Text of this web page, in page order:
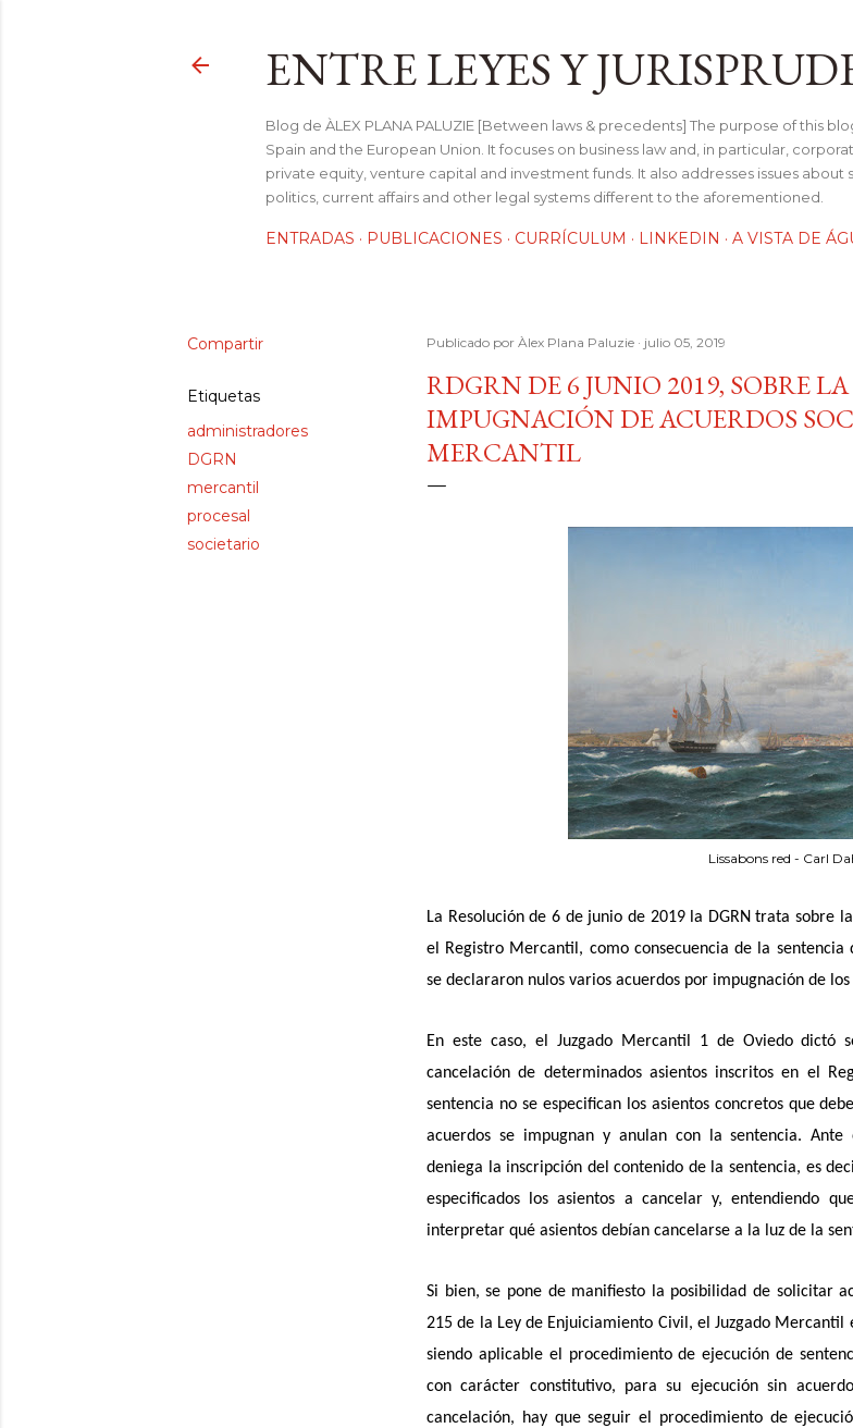
ENTRE LEYES Y
Blog de ÀLEX PLANA PALUZIE [Between laws & precedents] The purpose of this
Spain and the European Union. It focuses on business law and, in particular,
private equity, venture capital and investment funds. It also addresses issues about
politics, current affairs and other legal systems different to the aforementioned.
ENTRADAS PUBLICACIONES CURRÍCULUM LINKEDIN A VISTA DE
Compartir
Etiquetas
administradores
DGRN
mercantil
procesal
societario
Publicado por Àlex Plana Paluzie julio 05, 2019
RDGRN DE 6 JUNIO 2019, SOBRE
IMPUGNACIÓN DE ACUERDOS
MERCANTIL
Lissabons red - Carl
La Resolución de 6 de junio de 2019 la DGRN trata sobre
el Registro Mercantil, como consecuencia de la
se declararon nulos varios acuerdos por impugnación de
En este caso, el Juzgado Mercantil 1 de Oviedo dictó
cancelación de determinados asientos inscritos en el
sentencia no se especifican los asientos concretos que
acuerdos se impugnan y anulan con la sentencia.
deniega la inscripción del contenido de la sentencia, es
especificados los asientos a cancelar y, entendiendo
interpretar qué asientos debían cancelarse a la luz de la
Si bien, se pone de manifiesto la posibilidad de solicitar
215 de la Ley de Enjuiciamiento Civil, el Juzgado
siendo aplicable el procedimiento de ejecución de
con carácter constitutivo, para su ejecución sin
cancelación, hay que seguir el procedimiento de